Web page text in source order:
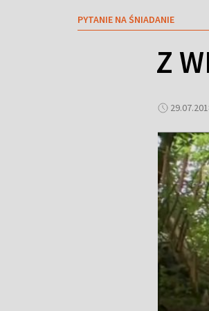
PYTANIE NA ŚNIADANIE
Z